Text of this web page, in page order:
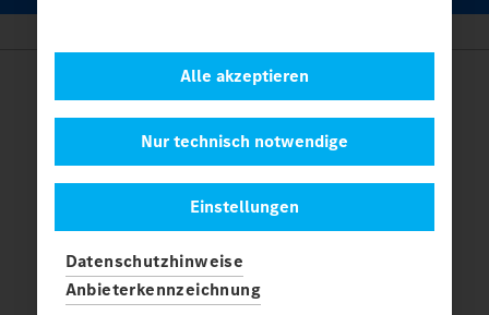
Einstellungen
Nur technisch notwendige
Alle akzeptieren
Datenschutzhinweise
Anbieterkennzeichnung
Anbieter
Rechtliche Hinweise
Kontakt
Cookies
Datenschutz
Einstellungen
© 2026 Daimler Truck AG. Alle Rechte vorbehalten.
Mercedes-Benz sind Marken der